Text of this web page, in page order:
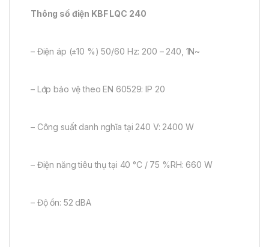
Thông số điện KBF LQC 240
– Điện áp (±10 %) 50/60 Hz: 200 – 240, 1N~
– Lớp bảo vệ theo EN 60529: IP 20
– Công suất danh nghĩa tại 240 V: 2400 W
– Điện năng tiêu thụ tại 40 °C / 75 %RH: 660 W
– Độ ồn: 52 dBA